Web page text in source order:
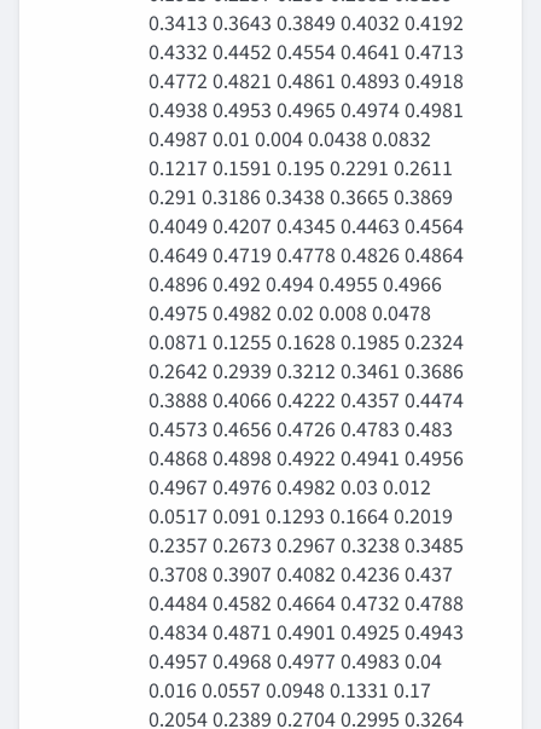
0.3413 0.3643 0.3849 0.4032 0.4192
0.4332 0.4452 0.4554 0.4641 0.4713
0.4772 0.4821 0.4861 0.4893 0.4918
0.4938 0.4953 0.4965 0.4974 0.4981
0.4987 0.01 0.004 0.0438 0.0832
0.1217 0.1591 0.195 0.2291 0.2611
0.291 0.3186 0.3438 0.3665 0.3869
0.4049 0.4207 0.4345 0.4463 0.4564
0.4649 0.4719 0.4778 0.4826 0.4864
0.4896 0.492 0.494 0.4955 0.4966
0.4975 0.4982 0.02 0.008 0.0478
0.0871 0.1255 0.1628 0.1985 0.2324
0.2642 0.2939 0.3212 0.3461 0.3686
0.3888 0.4066 0.4222 0.4357 0.4474
0.4573 0.4656 0.4726 0.4783 0.483
0.4868 0.4898 0.4922 0.4941 0.4956
0.4967 0.4976 0.4982 0.03 0.012
0.0517 0.091 0.1293 0.1664 0.2019
0.2357 0.2673 0.2967 0.3238 0.3485
0.3708 0.3907 0.4082 0.4236 0.437
0.4484 0.4582 0.4664 0.4732 0.4788
0.4834 0.4871 0.4901 0.4925 0.4943
0.4957 0.4968 0.4977 0.4983 0.04
0.016 0.0557 0.0948 0.1331 0.17
0.2054 0.2389 0.2704 0.2995 0.3264